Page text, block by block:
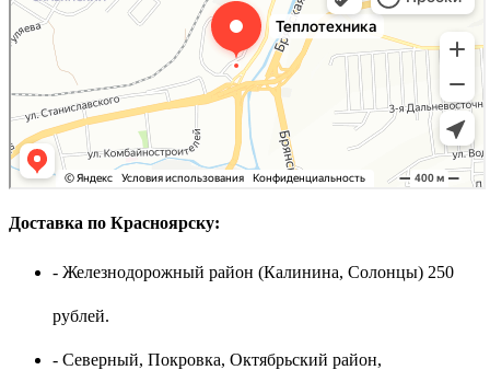
Доставка по Красноярску:
- Железнодорожный район (Калинина, Солонцы) 250
рублей.
- Северный, Покровка, Октябрьский район,